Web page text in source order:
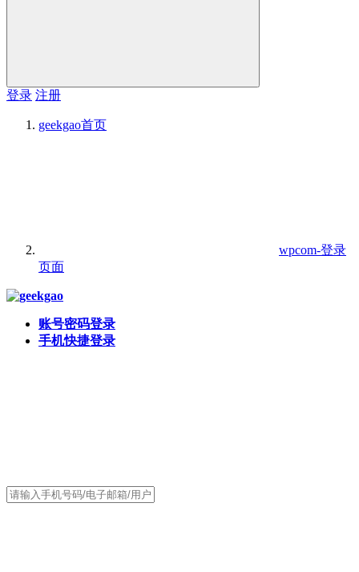
登录 注册
geekgao首页
wpcom-登录
页面
账号密码登录
手机快捷登录